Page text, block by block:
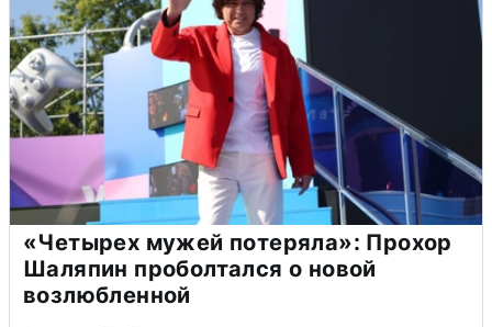
«Четырех мужей потеряла»: Прохор
Шаляпин проболтался о новой
возлюбленной